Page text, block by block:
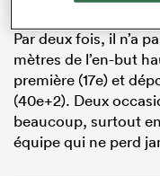
Par deux fois, il n’a
mètres de l’en-but
première (17e) et
(40e+2). Deux
beaucoup, surtout
équipe qui ne perd